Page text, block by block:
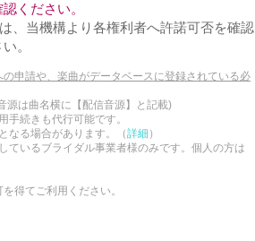
ください。
、当機構より各権利者へ許諾可否を確認
。
申請や、楽曲がデータベースに登録されている必
源は曲名横に【配信音源】と記載)
手続きも代行可能です。
なる場合があります。（詳細 ）
ているブライダル事業者様のみです。個人の方は
得てご利用ください。